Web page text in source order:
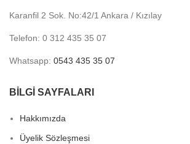
Karanfil 2 Sok. No:42/1 Ankara / Kızılay
Telefon: 0 312 435 35 07
Whatsapp: 0543 435 35 07
BİLGİ SAYFALARI
Hakkımızda
Üyelik Sözleşmesi